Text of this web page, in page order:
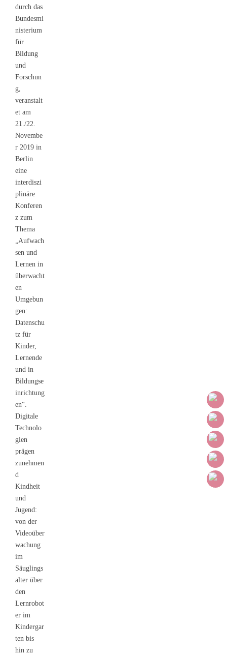
durch das
Bundesmi
nisterium
für
Bildung
und
Forschun
g,
veranstalt
et am
21./22.
Novembe
r 2019 in
Berlin
eine
interdiszi
plinäre
Konferen
z zum
Thema
„Aufwach
sen und
Lernen in
überwacht
en
Umgebun
gen:
Datenschu
tz für
Kinder,
Lernende
und in
Bildungse
inrichtung
en“.
Digitale
Technolo
gien
prägen
zunehmen
d
Kindheit
und
Jugend:
von der
Videoüber
wachung
im
Säuglings
alter über
den
Lernrobot
er im
Kindergar
ten bis
hin zu